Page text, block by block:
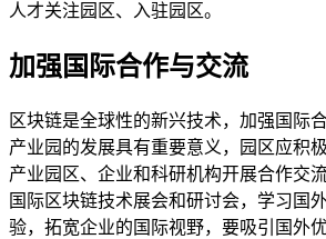
人才关注园区、入驻园区。
加强国际合作与交流
区块链是全球性的新兴技术，加强国际
产业园的发展具有重要意义，园区应积
产业园区、企业和科研机构开展合作交
国际区块链技术展会和研讨会，学习国
验，拓宽企业的国际视野，要吸引国外